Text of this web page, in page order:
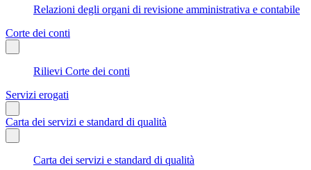
Relazioni degli organi di revisione amministrativa e contabile
Corte dei conti
Rilievi Corte dei conti
Servizi erogati
Carta dei servizi e standard di qualità
Carta dei servizi e standard di qualità